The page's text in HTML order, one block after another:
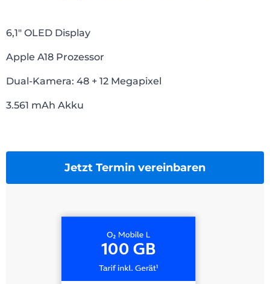
6,1″ OLED Display
Apple A18 Prozessor
Dual-Kamera: 48 + 12 Megapixel
3.561 mAh Akku
Jetzt Termin vereinbaren